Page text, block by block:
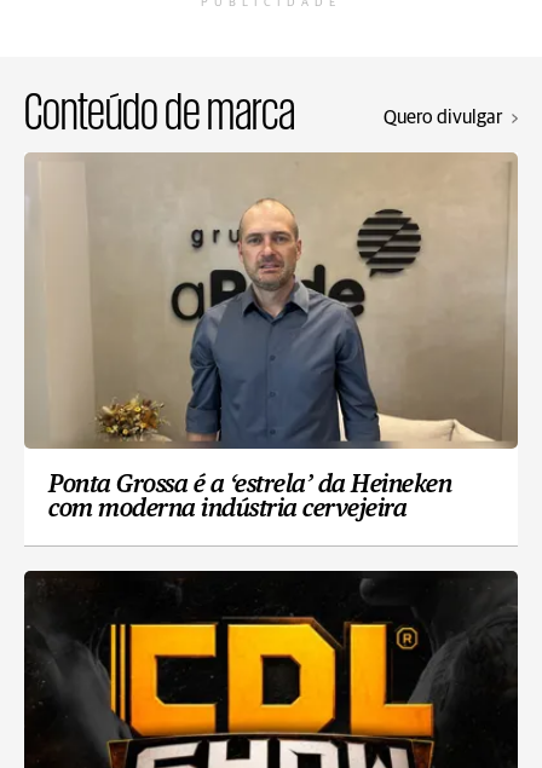
PUBLICIDADE
Conteúdo de marca Quero divulgar
Ponta Grossa é a ‘estrela’ da Heineken
com moderna indústria cervejeira